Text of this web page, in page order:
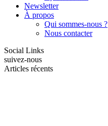
Newsletter
À propos
Qui sommes-nous ?
Nous contacter
Social Links
suivez-nous
Articles récents